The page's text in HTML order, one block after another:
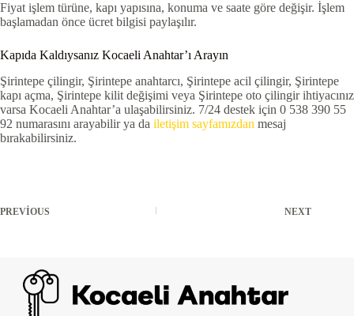
Fiyat işlem türüne, kapı yapısına, konuma ve saate göre değişir. İşlem
başlamadan önce ücret bilgisi paylaşılır.
Kapıda Kaldıysanız Kocaeli Anahtar’ı Arayın
Şirintepe çilingir, Şirintepe anahtarcı, Şirintepe acil çilingir, Şirintepe
kapı açma, Şirintepe kilit değişimi veya Şirintepe oto çilingir ihtiyacınız
varsa Kocaeli Anahtar’a ulaşabilirsiniz. 7/24 destek için 0 538 390 55
92 numarasını arayabilir ya da iletişim sayfamızdan mesaj
bırakabilirsiniz.
PREVIOUS NEXT